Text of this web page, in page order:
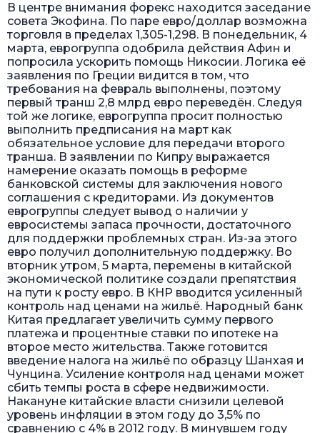
В центре внимания форекс находится заседание
совета Экофина. По паре евро/доллар возможна
торговля в пределах 1,305-1,298. В понедельник, 4
марта, еврогруппа одобрила действия Афин и
попросила ускорить помощь Никосии. Логика её
заявления по Греции видится в том, что
требования на февраль выполнены, поэтому
первый транш 2,8 млрд евро переведён. Следуя
той же логике, еврогруппа просит полностью
выполнить предписания на март как
обязательное условие для передачи второго
транша. В заявлении по Кипру выражается
намерение оказать помощь в реформе
банковской системы для заключения нового
соглашения с кредиторами. Из документов
еврогруппы следует вывод о наличии у
евросистемы запаса прочности, достаточного
для поддержки проблемных стран. Из-за этого
евро получил дополнительную поддержку. Во
вторник утром, 5 марта, перемены в китайской
экономической политике создали препятствия
на пути к росту евро. В КНР вводится усиленный
контроль над ценами на жильё. Народный банк
Китая предлагает увеличить сумму первого
платежа и процентные ставки по ипотеке на
второе место жительства. Также готовится
введение налога на жильё по образцу Шанхая и
Чунцина. Усиление контроля над ценами может
сбить темпы роста в сфере недвижимости.
Накануне китайские власти снизили целевой
уровень инфляции в этом году до 3,5% по
сравнению с 4% в 2012 году. В минувшем году